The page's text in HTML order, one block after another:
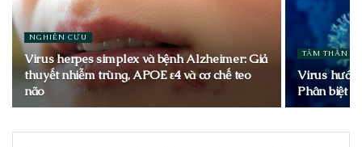
NGHIÊN CỨU
Virus herpes simplex và bệnh Alzheimer: Giả
thuyết nhiễm trùng, APOE ε4 và cơ chế teo
não
TÂM THẦN
Virus
Phân biệt